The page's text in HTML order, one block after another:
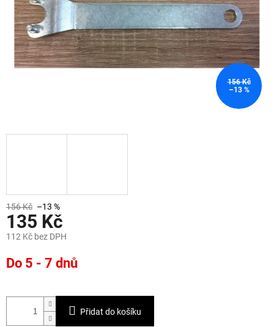
156 Kč
–13 %
156 Kč –13 %
135 Kč
112 Kč bez DPH
cena:
Do 5 - 7 dnů
Přidat do košíku